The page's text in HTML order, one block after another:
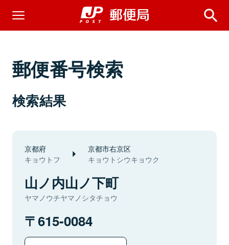
郵便番号検索
検索結果
京都府
キョウトフ
京都市右京区
キョウトシウキョウク
山ノ内山ノ下町
ヤマノウチヤマノシタチョウ
615-0084